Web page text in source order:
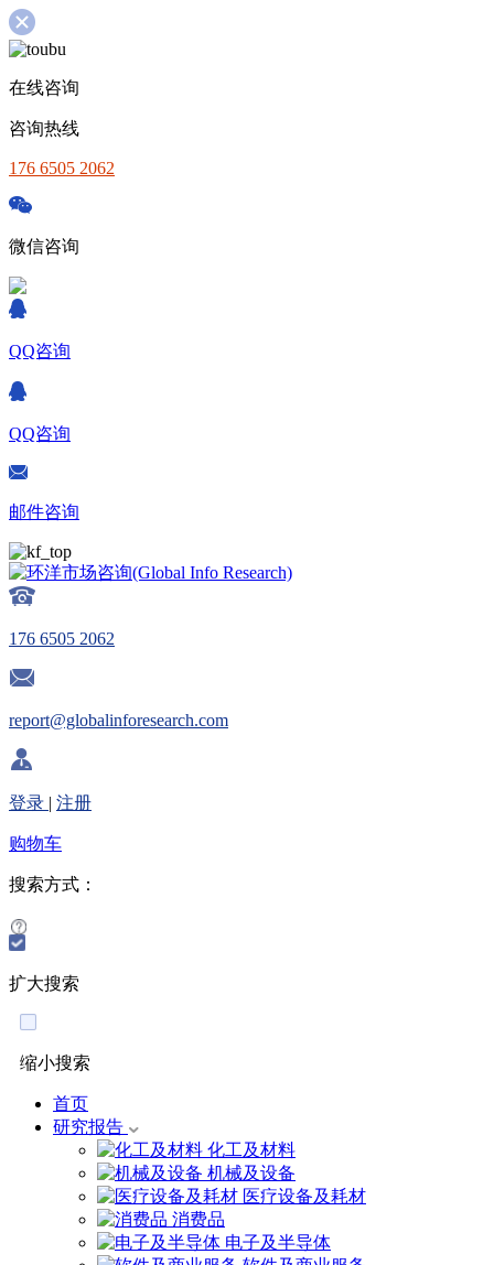
在线咨询
咨询热线
176 6505 2062
微信咨询
QQ咨询
QQ咨询
邮件咨询
176 6505 2062
report@globalinforesearch.com
登录 | 注册
购物车
搜索方式：
扩大搜索
缩小搜索
首页
研究报告
化工及材料
机械及设备
医疗设备及耗材
消费品
电子及半导体